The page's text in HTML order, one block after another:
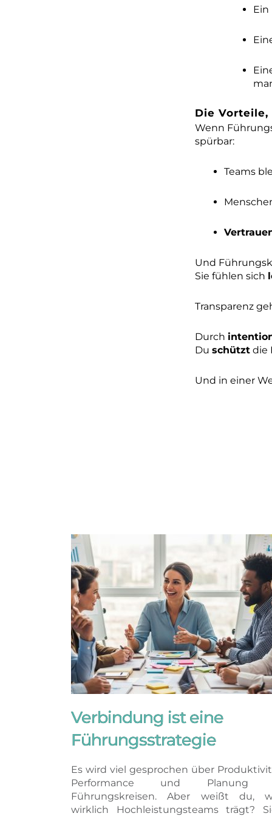
Die
Wenn
spürbar:
Teams
Und
Sie fühlen sich
Transparenz
Durch
Du schützt die
Und in einer
Verbindung ist eine
Führungsstrategie
Es wird viel gesprochen über
Performance und Planung
Führungskreisen. Aber weißt du,
wirklich Hochleistungsteams trägt?